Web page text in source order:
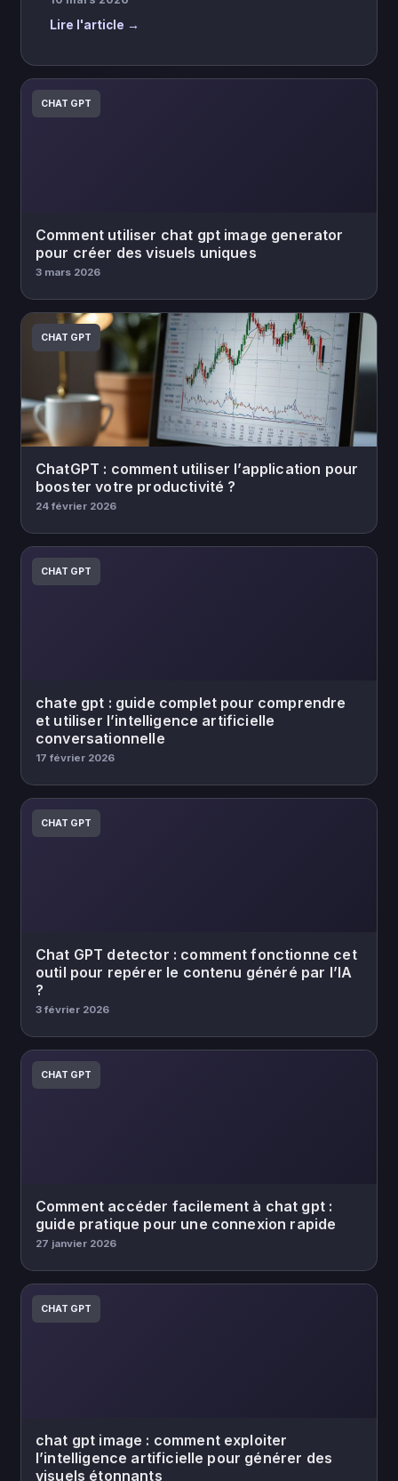
Lire l'article →
CHAT GPT
Comment utiliser chat gpt image generator
pour créer des visuels uniques
3 mars 2026
CHAT GPT
ChatGPT : comment utiliser l’application pour
booster votre productivité ?
24 février 2026
CHAT GPT
chate gpt : guide complet pour comprendre
et utiliser l’intelligence artificielle
conversationnelle
17 février 2026
CHAT GPT
Chat GPT detector : comment fonctionne cet
outil pour repérer le contenu généré par l’IA
?
3 février 2026
CHAT GPT
Comment accéder facilement à chat gpt :
guide pratique pour une connexion rapide
27 janvier 2026
CHAT GPT
chat gpt image : comment exploiter
l’intelligence artificielle pour générer des
visuels étonnants